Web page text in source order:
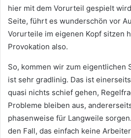
hier mit dem Vorurteil gespielt
Seite, führt es wunderschön vor
Vorurteile im eigenen Kopf sitzen
Provokation also.
So, kommen wir zum eigentlichen
ist sehr gradlinig. Das ist
quasi nichts schief gehen,
Probleme bleiben aus,
phasenweise für Langweile
den Fall, das einfach keine